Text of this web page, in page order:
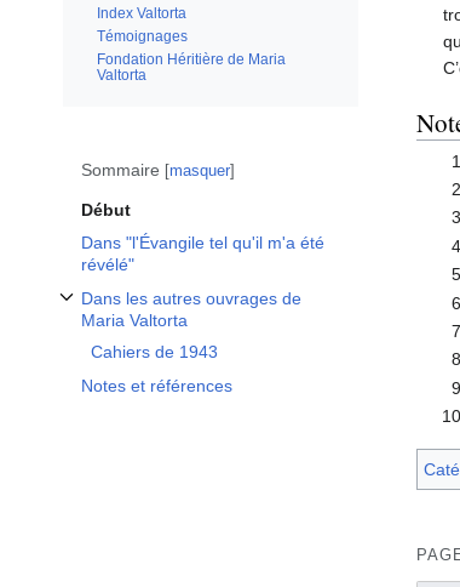
Index Valtorta
Témoignages
Fondation Héritière de Maria
Valtorta
Sommaire masquer
Début
Dans "l'Évangile tel qu'il m'a été
révélé"
Dans les autres ouvrages de
Maria Valtorta
Afficher / masquer la sous-section Dans les autres ouvrages
Cahiers de 1943
Notes et références